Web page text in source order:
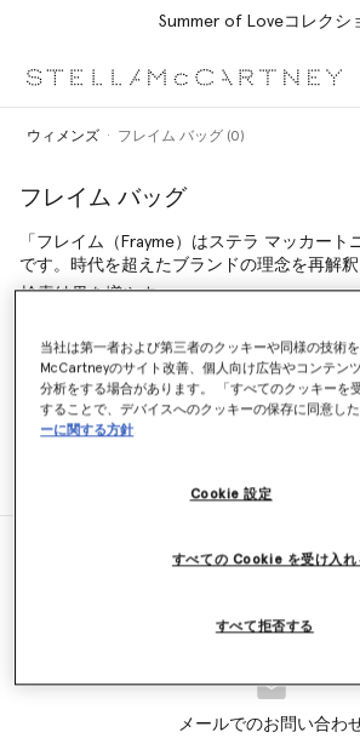
Summer of Loveコレクシ
ウィメンズ フレイム バッグ (0)
フレイム バッグ
「フレイム（Frayme）はステラ マッカートニーのアイコンバッグ
です。時代を超えたブランドの理念を再解
フリーな素材により、イタリアで職人によ
検索結果を増やす
Shop All Handbags Shop Mini Bags
ウィメンズ フレイム バッグ (0)
店舗を探す
メールでのお問い合わ
当社は第一者および第三者のクッキーや同様の技術
McCartneyのサイト改善、個人向け広告やコンテン
分析をする場合があります。 「すべてのクッキーを
することで、デバイスへのクッキーの保存に同意し
ーに関する方針
Cookie 設定
すべて拒否する
すべての Cookie を受け入れ